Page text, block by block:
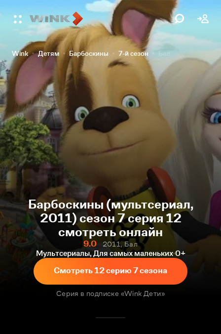
Wink Детям Барбоскины 7-й сезон Бал
Барбоскины (мультсериал,
2011) сезон 7 серия 12
смотреть онлайн
9.0
2011, Бал
Мультсериалы, Для самых маленьких 0+
Смотреть 12 серию 7 сезона
Серия в подписке «Wink Дети»